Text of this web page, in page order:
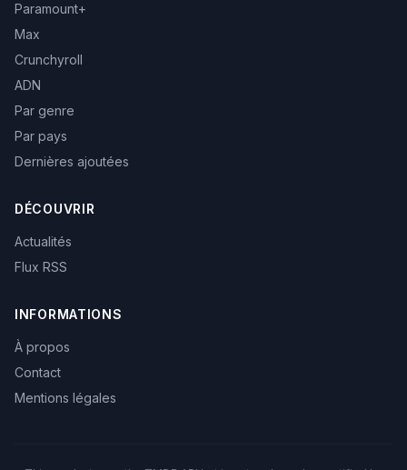
Paramount+
Max
Crunchyroll
ADN
Par genre
Par pays
Dernières ajoutées
DÉCOUVRIR
Actualités
Flux RSS
INFORMATIONS
À propos
Contact
Mentions légales